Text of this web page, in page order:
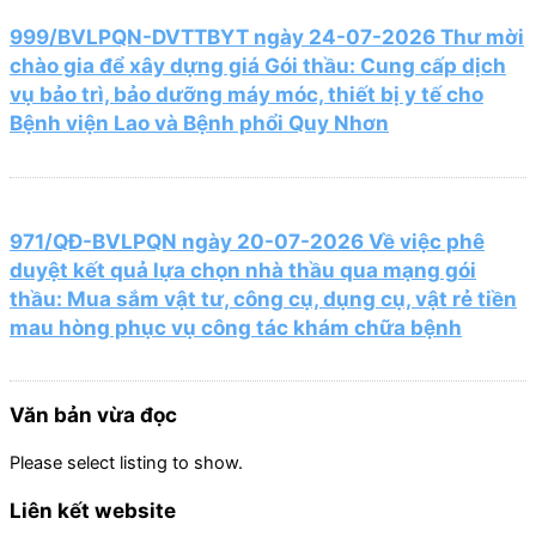
999/BVLPQN-DVTTBYT ngày 24-07-2026 Thư mời
chào gia để xây dựng giá Gói thầu: Cung cấp dịch
vụ bảo trì, bảo dưỡng máy móc, thiết bị y tế cho
Bệnh viện Lao và Bệnh phổi Quy Nhơn
971/QĐ-BVLPQN ngày 20-07-2026 Về việc phê
duyệt kết quả lựa chọn nhà thầu qua mạng gói
thầu: Mua sắm vật tư, công cụ, dụng cụ, vật rẻ tiền
mau hòng phục vụ công tác khám chữa bệnh
Văn bản vừa đọc
Please select listing to show.
Liên kết website